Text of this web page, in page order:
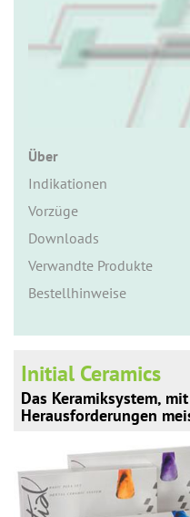
Über
Indikationen
Vorzüge
Downloads
Verwandte Produkte
Bestellhinweise
Initial Ceramics
Das Keramiksystem,
Herausforderungen